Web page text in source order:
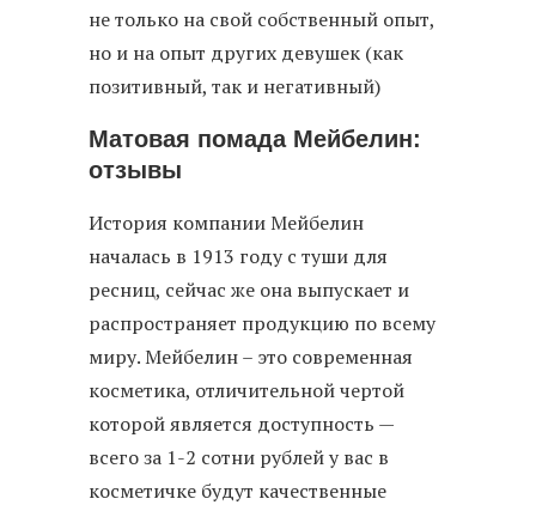
не только на свой собственный опыт,
но и на опыт других девушек (как
позитивный, так и негативный)
Матовая помада Мейбелин:
отзывы
История компании Мейбелин
началась в 1913 году с туши для
ресниц, сейчас же она выпускает и
распространяет продукцию по всему
миру. Мейбелин – это современная
косметика, отличительной чертой
которой является доступность —
всего за 1-2 сотни рублей у вас в
косметичке будут качественные